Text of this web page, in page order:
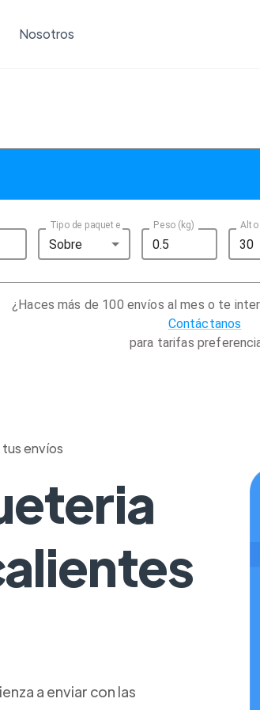
Nosotros
Tipo de paquete
Sobre
Peso (kg) Alto
¿Haces más de 100 envíos al mes o te
Contáctanos
para tarifas
envíos
a enviar con las